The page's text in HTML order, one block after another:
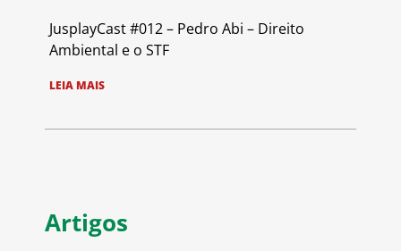
JusplayCast #012 – Pedro Abi – Direito
Ambiental e o STF
LEIA MAIS
Artigos